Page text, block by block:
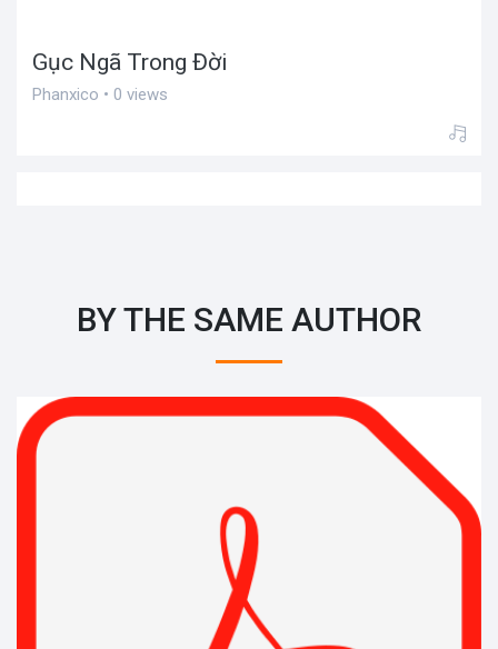
Gục Ngã Trong Đời
Phanxico • 0 views
BY THE SAME AUTHOR